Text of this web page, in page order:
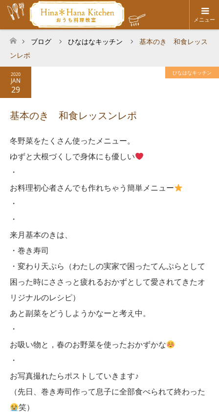
メニュー
ホーム
ブログ ひなはなキッチン
基本のき 和食レッス
ンレポ
2020
JAN
29
ひなはなキッチン
基本のき 和食レッスンレポ
冬野菜をたくさん使ったメニュー。
ゆずと大根づくしで身体にも優しい
・
お料理初心者さんでも作れちゃう簡単メニュー
・
・
来月基本のきは、
・巻き寿司
・変わり天ぷら（わたしの実家で困ったてんぷらとして
困った時にささっと疲れるおかずとして愛されてきたオ
リジナルのレシピ）
あと副菜をどうしようかなーと考え中。
・
お吸い物と，春のお野菜を使ったおかずかな
・
お写真撮れたらポストしていきます♪
（先日、巻き寿司作って息子に全部食べられて終わった
笑）